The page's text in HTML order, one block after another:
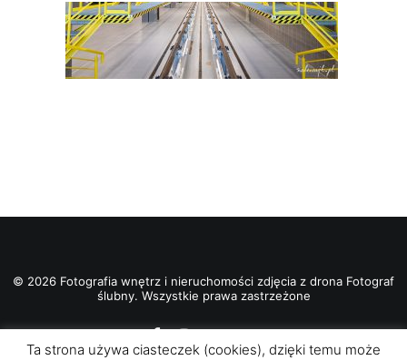
© 2026 Fotografia wnętrz i nieruchomości zdjęcia z drona Fotograf
ślubny. Wszystkie prawa zastrzeżone
Ta strona używa ciasteczek (cookies), dzięki temu może